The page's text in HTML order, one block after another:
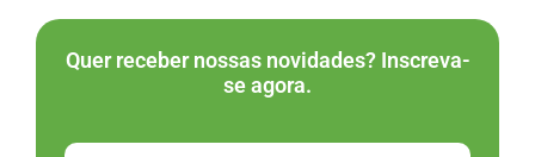
Quer receber nossas novidades? Inscreva-
se agora.